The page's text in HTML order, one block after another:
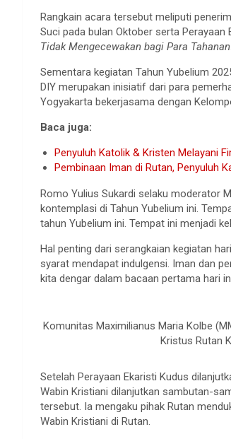
Rangkain acara tersebut meliputi
Suci pada bulan Oktober serta
Tidak Mengecewakan bagi Para Tahanan.
Sementara kegiatan Tahun Yubelium
DIY merupakan inisiatif dari para
Yogyakarta bekerjasama dengan
Baca juga:
Penyuluh Katolik & Kristen Melayani
Pembinaan Iman di Rutan, Penyuluh
Romo Yulius Sukardi selaku moderator
kontemplasi di Tahun Yubelium ini.
tahun Yubelium ini. Tempat ini menjadi
Hal penting dari serangkaian kegiatan
syarat mendapat indulgensi. Iman dan
kita dengar dalam bacaan pertama hari
Komunitas Maximilianus Maria Kolbe
Kristus Rutan
Setelah Perayaan Ekaristi Kudus
Wabin Kristiani dilanjutkan sambutan-
tersebut. Ia mengaku pihak Rutan
Wabin Kristiani di Rutan.